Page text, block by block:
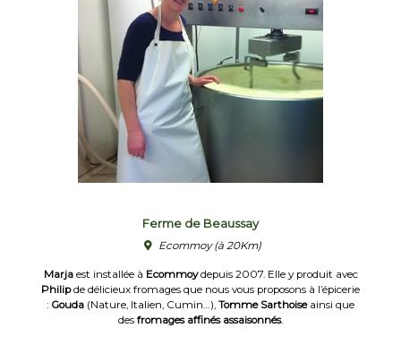
Ferme de Beaussay
Ecommoy(à 20Km)
Marjaest installée à Ecommoydepuis 2007. Elle y produit avec
Philipde délicieux fromages que nous vous proposons à l’épicerie
: Gouda (Nature, Italien, Cumin…), Tomme Sarthoise ainsi que
des fromages affinés assaisonnés.